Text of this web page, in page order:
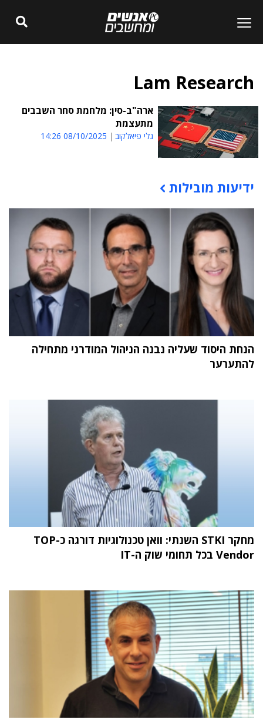
Lam Research
ארה"ב-סין: מלחמת סחר השבבים
מתעצמת
גלי פיאלקוב 08/10/2025 14:26
תוכן פרסומי
ידיעות מובילות
הנחת היסוד שעליה נבנה הניהול המודרני מתחילה
להתערער
מחקר STKI השנתי: וואן טכנולוגיות דורגה כ-TOP
Vendor בכל תחומי שוק ה-IT